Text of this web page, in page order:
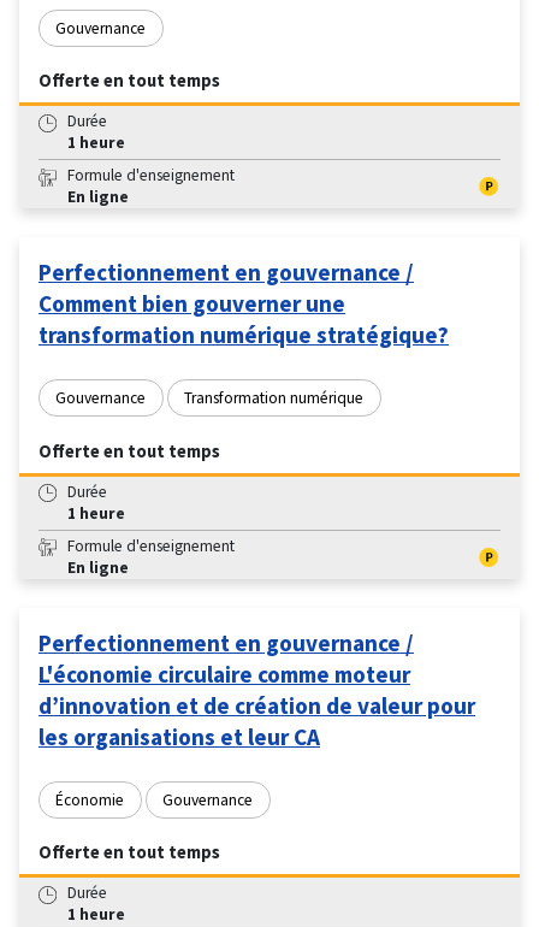
Gouvernance
Offerte en tout temps
Durée
1 heure
Formule d'enseignement
En ligne
Perfectionnement en gouvernance /
Comment bien gouverner une
transformation numérique stratégique?
Gouvernance Transformation numérique
Offerte en tout temps
Durée
1 heure
Formule d'enseignement
En ligne
Perfectionnement en gouvernance /
L'économie circulaire comme moteur
d’innovation et de création de valeur pour
les organisations et leur CA
Économie Gouvernance
Offerte en tout temps
Durée
1 heure